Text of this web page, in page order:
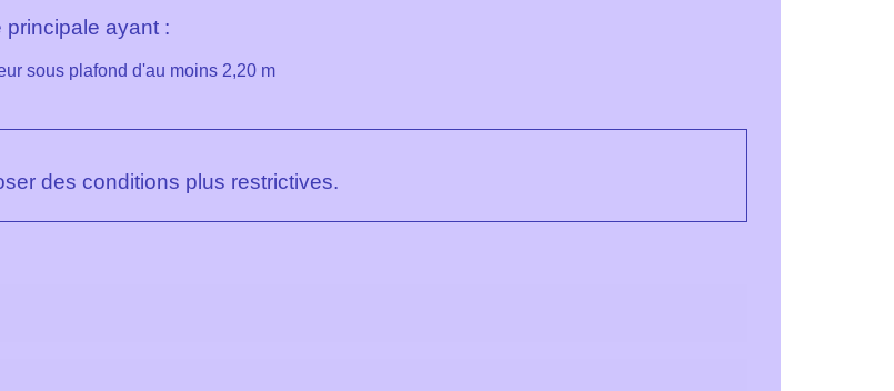
ayant :
sous plafond d'au moins 2,20 m
des conditions plus restrictives.